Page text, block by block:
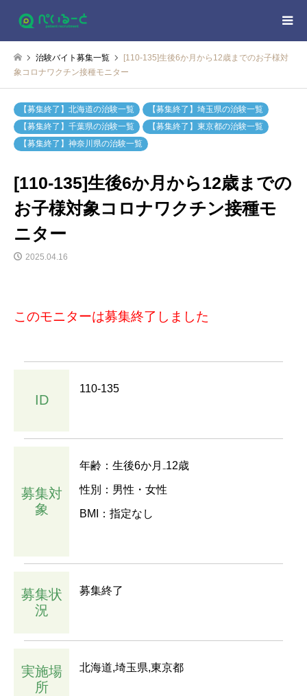
治験バイト募集一覧
[110-135]生後6か月から12歳までのお子様対
象コロナワクチン接種モニター
【募集終了】北海道の治験一覧
【募集終了】埼玉県の治験一覧
【募集終了】千葉県の治験一覧
【募集終了】東京都の治験一覧
【募集終了】神奈川県の治験一覧
[110-135]生後6か月から12歳までの
お子様対象コロナワクチン接種モ
ニター
2025.04.16
このモニターは募集終了しました
ID
110-135
募集対
象
年齢：生後6か月₋12歳
性別：男性・女性
BMI：指定なし
募集状
況
募集終了
実施場
所
北海道,埼玉県,東京都